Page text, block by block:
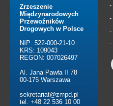
Zrzeszenie
Międzynarodowych
Przewoźników
Drogowych w Polsce
NIP: 522-000-21-10
KRS: 109043
REGON: 007026497
Al. Jana Pawła II 78
00-175 Warszawa
sekretariat@zmpd.pl
tel. +48 22 536 10 00
-
-
-
-